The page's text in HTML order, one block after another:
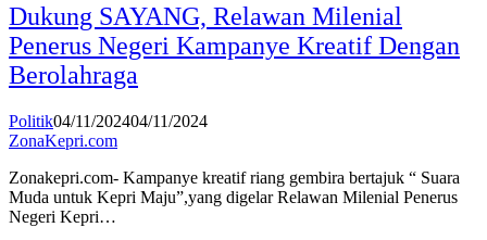
Dukung SAYANG, Relawan Milenial
Penerus Negeri Kampanye Kreatif Dengan
Berolahraga
Politik04/11/202404/11/2024
ZonaKepri.com
Zonakepri.com- Kampanye kreatif riang gembira bertajuk “ Suara
Muda untuk Kepri Maju”,yang digelar Relawan Milenial Penerus
Negeri Kepri…